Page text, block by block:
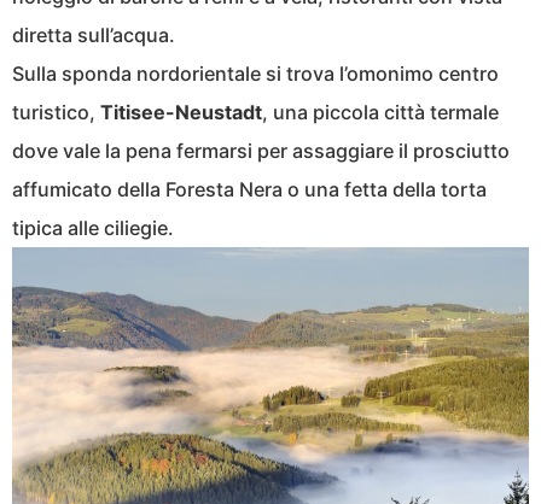
diretta sull’acqua.
Sulla sponda nordorientale si trova l’omonimo centro
turistico, Titisee-Neustadt, una piccola città termale
dove vale la pena fermarsi per assaggiare il prosciutto
affumicato della Foresta Nera o una fetta della torta
tipica alle ciliegie.